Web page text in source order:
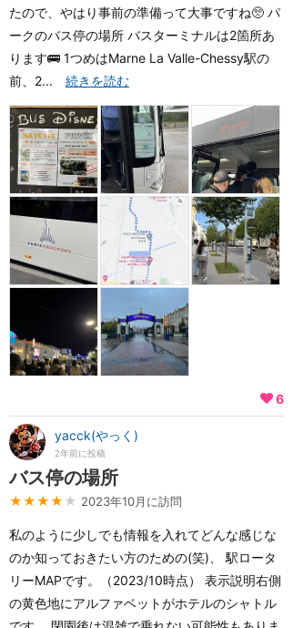
たので、やはり事前の準備って大事ですね🥺 パ
ークのバス停の場所 バスターミナルは2箇所あ
ります🚌 1つめはMarne La Valle-Chessy駅の
前、2... 続きを読む
6
yacck(やっく)
2年前に投稿
バス停の場所
★★★★ ★ 2023年10月に訪問
私のように少しでも情報を入れてどんな感じな
のか知っておきたい方のための(笑)、 駅ロータ
リーMAPです。（2023/10時点） 表示説明右側
の黄色地にアルファベットがホテルのシャトル